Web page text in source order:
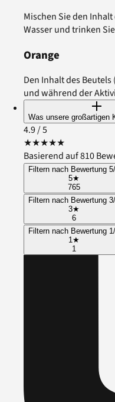
Mischen Sie den
Wasser und trinken
Orange
Den Inhalt des Beutels
und während der
Was unsere großartigen
4.9/ 5
★★★★★
Basierend auf 810
Filtern nach Bewertung
5★
765
Filtern nach Bewertung
3★
6
Filtern nach Bewertung
1★
1